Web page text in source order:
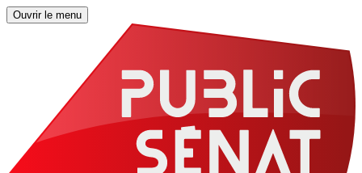
Ouvrir le menu